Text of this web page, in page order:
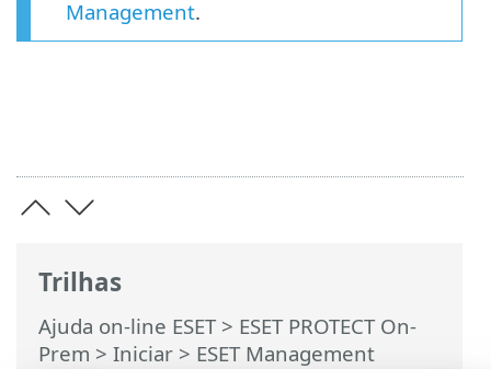
Trilhas
Ajuda on-line ESET> ESET PROTECT On-
Prem > Iniciar > ESET Management
Management.